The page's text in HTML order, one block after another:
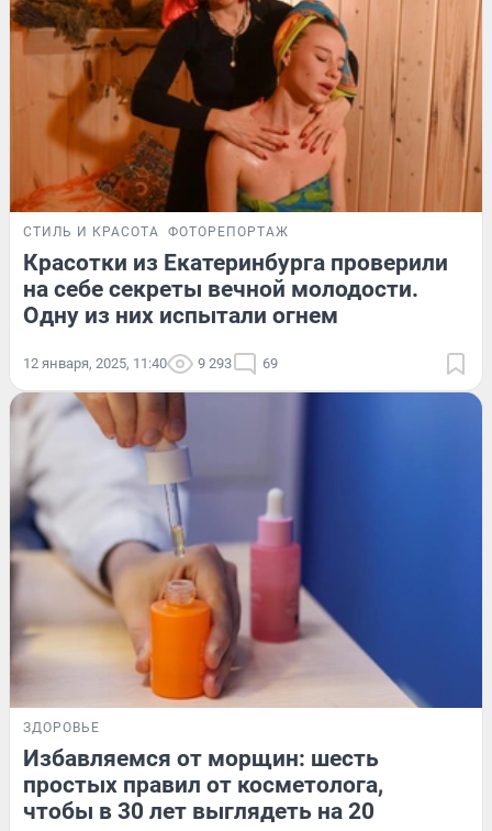
СТИЛЬ И КРАСОТА ФОТОРЕПОРТАЖ
Красотки из Екатеринбурга проверили
на себе секреты вечной молодости.
Одну из них испытали огнем
12 января, 2025, 11:40 9 293 69
ЗДОРОВЬЕ
Избавляемся от морщин: шесть
простых правил от косметолога,
чтобы в 30 лет выглядеть на 20